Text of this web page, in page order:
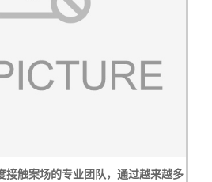
接触案场的专业团队，通过越来越多